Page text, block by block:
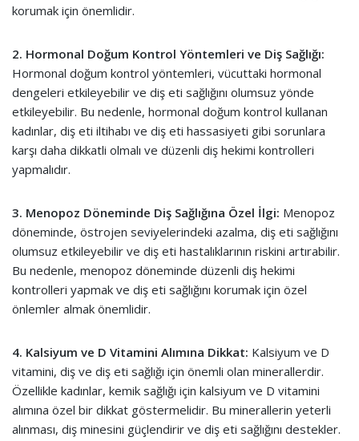
korumak için önemlidir.
2. Hormonal Doğum Kontrol Yöntemleri ve Diş Sağlığı:
Hormonal doğum kontrol yöntemleri, vücuttaki hormonal
dengeleri etkileyebilir ve diş eti sağlığını olumsuz yönde
etkileyebilir. Bu nedenle, hormonal doğum kontrol kullanan
kadınlar, diş eti iltihabı ve diş eti hassasiyeti gibi sorunlara
karşı daha dikkatli olmalı ve düzenli diş hekimi kontrolleri
yapmalıdır.
3. Menopoz Döneminde Diş Sağlığına Özel İlgi: Menopoz
döneminde, östrojen seviyelerindeki azalma, diş eti sağlığını
olumsuz etkileyebilir ve diş eti hastalıklarının riskini artırabilir.
Bu nedenle, menopoz döneminde düzenli diş hekimi
kontrolleri yapmak ve diş eti sağlığını korumak için özel
önlemler almak önemlidir.
4. Kalsiyum ve D Vitamini Alımına Dikkat: Kalsiyum ve D
vitamini, diş ve diş eti sağlığı için önemli olan minerallerdir.
Özellikle kadınlar, kemik sağlığı için kalsiyum ve D vitamini
alımına özel bir dikkat göstermelidir. Bu minerallerin yeterli
alınması, diş minesini güçlendirir ve diş eti sağlığını destekler.